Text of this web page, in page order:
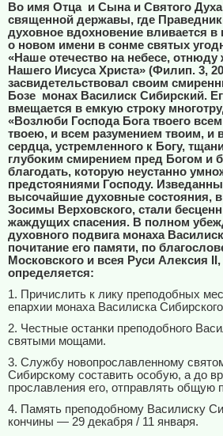
Во имя Отца и Сына и Святого
священной державы, где
духовное вдохновение вливается
о новом имени в сонме святых
«Наше отечество на небесе,
Нашего Иисуса Христа» (Филип. 3,
засвидетельствовал своим
Бозе монах Василиск Сибирский.
вмещается в емкую строку
«Возлюби Господа Бога твоего
твоею, и всем разумением твоим, и
сердца, устремленного к Богу,
глубоким смирением пред Богом и
благодать, которую неустанно
предстояниями Господу.
высочайшие духовные состояния, в
Зосимы Верховского, стали
жаждущих спасения. В полном
духовного подвига монаха
почитание его памяти, по
Московского и всея Руси Алексия
определяется:
1. Причислить к лику преподобных
епархии монаха Василиска
2. Честные останки преподобного
святыми мощами.
3. Службу новопрославленному
Сибирскому составить особую, а до
прославления его, отправлять общую
4. Память преподобному Василиску
кончины — 29 декабря / 11 января.